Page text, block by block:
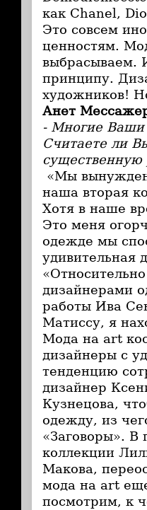
как Chanel,
Это совсем
ценностям.
выбрасываем.
принципу.
художников!
Анет
- Многие Ваши
Считаете ли
существенную
«Мы
наша вторая
Хотя в наше
Это меня
одежде мы
удивительная
дизайнерами
работы Ива
Матиссу, я
Мода на art
дизайнеры с
тенденцию
дизайнер
Кузнецова,
одежду, из
«Заговоры». В
коллекции
Макова,
мода на art
посмотрим, к